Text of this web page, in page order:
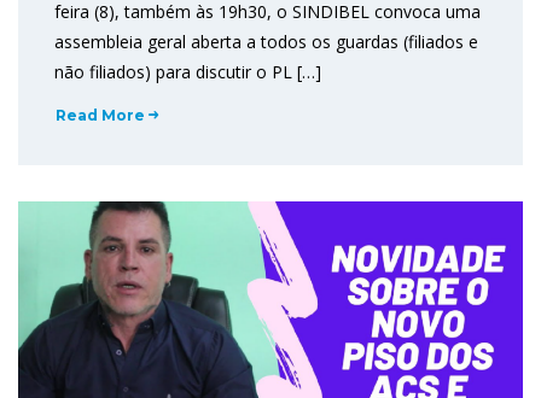
feira (8), também às 19h30, o SINDIBEL convoca uma
assembleia geral aberta a todos os guardas (filiados e
não filiados) para discutir o PL […]
Read More